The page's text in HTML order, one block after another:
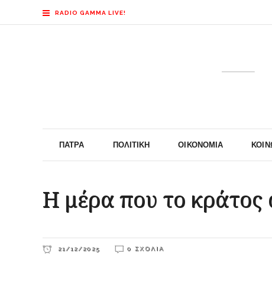
RADIO GAMMA LIVE!
ΠΆΤΡΑ ΠΟΛΙΤΙΚΉ ΟΙΚΟΝΟΜΊΑ
Η μέρα που το κράτος
21/12/2025 0 ΣΧΌΛΙΑ